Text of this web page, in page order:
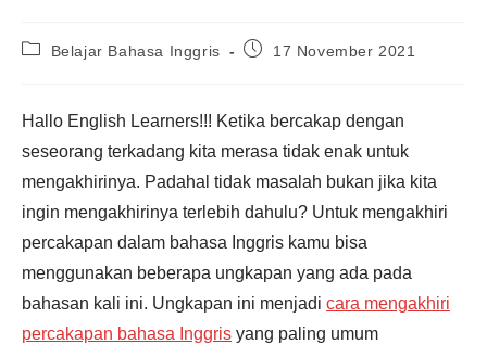
PostBelajar Bahasa Inggris
Post17 November 2021
Hallo English Learners!!! Ketika bercakap dengan
seseorang terkadang kita merasa tidak enak untuk
mengakhirinya. Padahal tidak masalah bukan jika kita
ingin mengakhirinya terlebih dahulu? Untuk mengakhiri
percakapan dalam bahasa Inggris kamu bisa
menggunakan beberapa ungkapan yang ada pada
bahasan kali ini. Ungkapan ini menjadi cara mengakhiri
percakapan bahasa Inggris yang paling umum
Pendaftaran
Nur Ayu Octarina dari Semarang